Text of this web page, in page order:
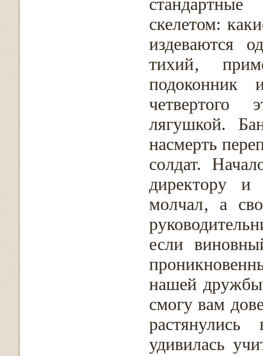
скелетом:
издеваются
тихий‚
четвертого
лягушкой.
насмерть
солдат.
директору
молчал‚ а
если
нашей
смогу вам
удивилась